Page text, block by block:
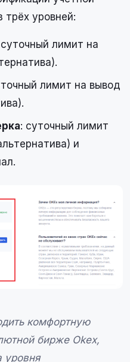
трёх уровней:
лимит на
лимит на вывод
: суточный лимит
и
комфортную
бирже Okex,
уровня